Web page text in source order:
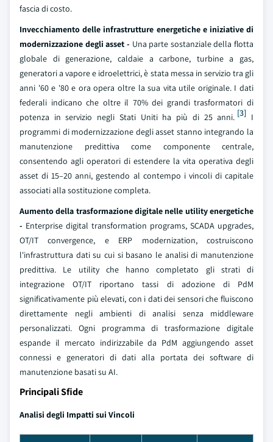
fascia di costo.
Invecchiamento delle infrastrutture energetiche e iniziative di
modernizzazione degli asset - Una parte sostanziale della flotta
globale di generazione, caldaie a carbone, turbine a gas,
generatori a vapore e idroelettrici, è stata messa in servizio tra gli
anni '60 e '80 e ora opera oltre la sua vita utile originale. I dati
federali indicano che oltre il 70% dei grandi trasformatori di
potenza in servizio negli Stati Uniti ha più di 25 anni. [3] I
programmi di modernizzazione degli asset stanno integrando la
manutenzione predittiva come componente centrale,
consentendo agli operatori di estendere la vita operativa degli
asset di 15–20 anni, gestendo al contempo i vincoli di capitale
associati alla sostituzione completa.
Aumento della trasformazione digitale nelle utility energetiche
- Enterprise digital transformation programs, SCADA upgrades,
OT/IT convergence, e ERP modernization, costruiscono
l'infrastruttura dati su cui si basano le analisi di manutenzione
predittiva. Le utility che hanno completato gli strati di
integrazione OT/IT riportano tassi di adozione di PdM
significativamente più elevati, con i dati dei sensori che fluiscono
direttamente negli ambienti di analisi senza middleware
personalizzati. Ogni programma di trasformazione digitale
espande il mercato indirizzabile da PdM aggiungendo asset
connessi e generatori di dati alla portata dei software di
manutenzione basati su AI.
Principali Sfide
Analisi degli Impatti sui Vincoli